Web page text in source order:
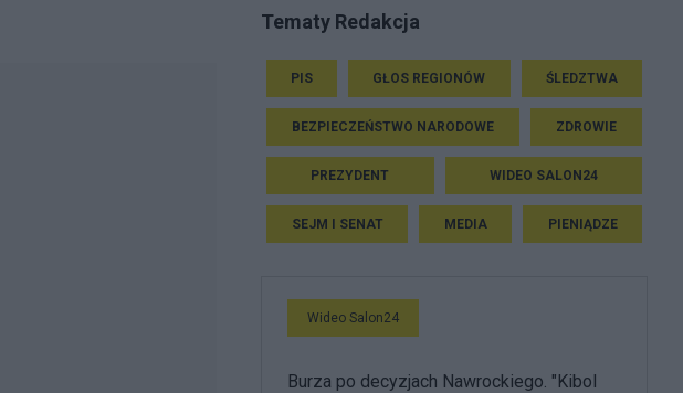
Tematy Redakcja
PIS GŁOS REGIONÓW ŚLEDZTWA
BEZPIECZEŃSTWO NARODOWE ZDROWIE
PREZYDENT WIDEO SALON24
SEJM I SENAT MEDIA PIENIĄDZE
Wideo Salon24
Burza po decyzjach Nawrockiego. "Kibol